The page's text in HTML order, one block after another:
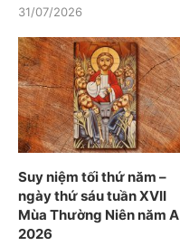
31/07/2026
Suy niệm tối thứ năm –
ngày thứ sáu tuần XVII
Mùa Thường Niên năm A
2026